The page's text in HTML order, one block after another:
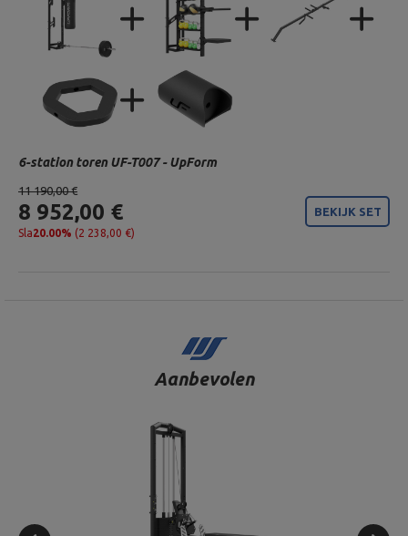
11 190,00 €
8 952,00 €
Sla20.00% (2 238,00 €)
BEKIJK SET
6-station toren UF-T007 - UpForm
Aanbevolen